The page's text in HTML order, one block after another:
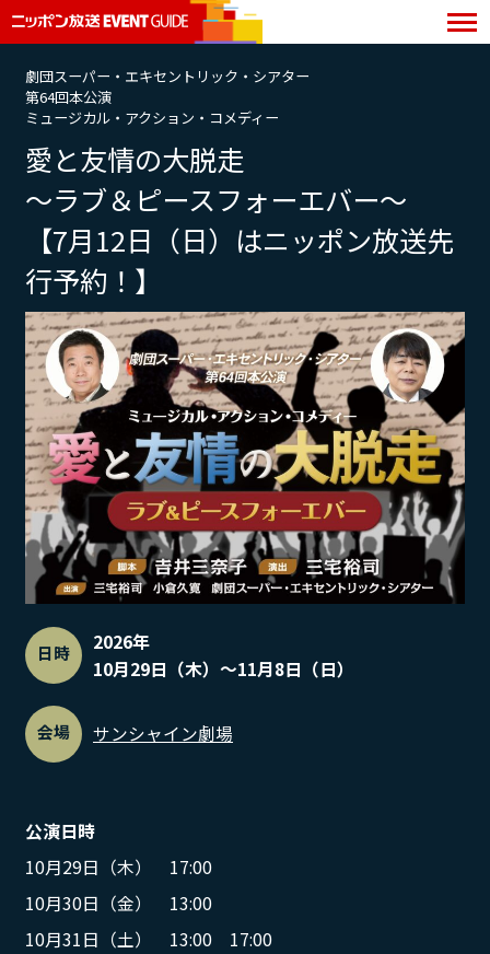
劇団スーパー・エキセントリック・シアター
第64回本公演
ミュージカル・アクション・コメディー
愛と友情の大脱走
～ラブ＆ピースフォーエバー～
【7月12日（日）はニッポン放送先
行予約！】
日時
2026年
10月29日（木）〜11月8日（日）
会場 サンシャイン劇場
公演日時
10月29日（木） 17:00
10月30日（金） 13:00
10月31日（土） 13:00 17:00